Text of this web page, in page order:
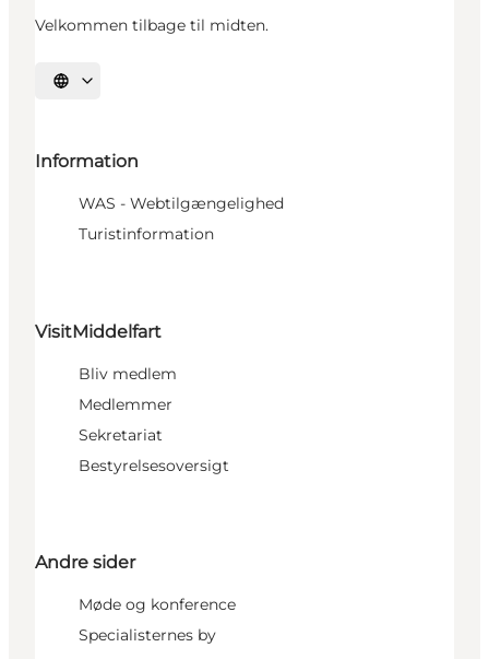
Velkommen tilbage til midten.
Vælg sprog
Information
WAS - Webtilgængelighed
Turistinformation
VisitMiddelfart
Bliv medlem
Medlemmer
Sekretariat
Bestyrelsesoversigt
Andre sider
Møde og konference
Specialisternes by